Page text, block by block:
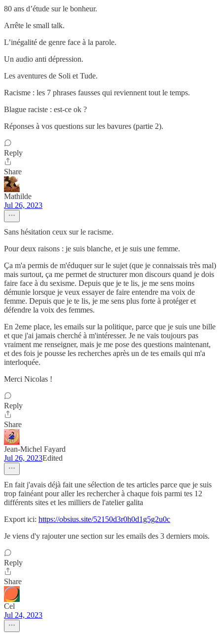
80 ans d’étude sur le bonheur.
Arrête le small talk.
L’inégalité de genre face à la parole.
Un audio anti dépression.
Les aventures de Soli et Tude.
Racisme : les 7 phrases fausses qui reviennent tout le temps.
Blague raciste : est-ce ok ?
Réponses à vos questions sur les bavures (partie 2).
Reply
Share
Mathilde
Jul 26, 2023
Sans hésitation ceux sur le racisme.
Pour deux raisons : je suis blanche, et je suis une femme.
Ça m'a permis de m'éduquer sur le sujet (que je connaissais très mal)
mais surtout, ça me permet de structurer mon discours quand je dois
faire face à du sexisme. Depuis que je te lis, je me sens moins
démunie lorsque je veux essayer de faire entendre ma voix de
femme. Depuis que je te lis, je me sens plus forte à protéger et
défendre la voix des femmes.
En 2eme place, les emails sur la politique, parce que je suis une bille
et que j'ai jamais cherché à m'intéresser. Je ne vais toujours pas
vraiment me renseigner, mais je me pose des questions maintenant,
et des fois je pousse les recherches après un de tes emails qui m'a
interloquée.
Merci Nicolas !
Reply
Share
Jean-Michel Fayard
Jul 26, 2023Edited
En fait j'avais déjà fait une sélection de tes articles parce que je suis
trop fainéant pour aller les rechercher à chaque fois parmi tes 12
différents sites et les milliers de l'atelier galita
Export ici: https://obsius.site/52150d3r0h0d1g5g2u0c
Je viens d'y rajouter une section sur les emails des 3 derniers mois.
Reply
Share
Cel
Jul 24, 2023